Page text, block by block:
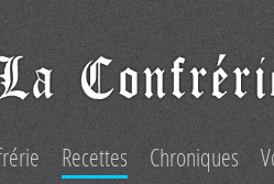
Recettes Chroniques